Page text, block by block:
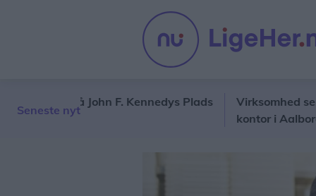
Seneste nyt
ud på John F. Kennedys Plads
Virksomhed ser
kontor i Aalborg